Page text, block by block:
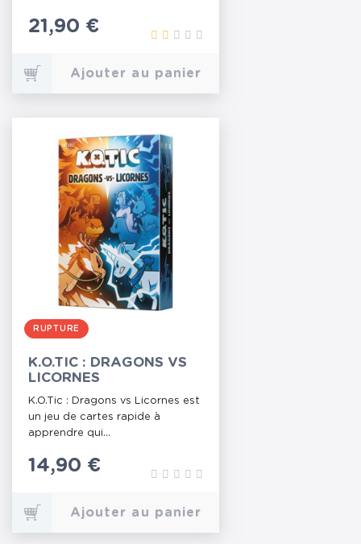
Prix
21,90 €
Ajouter au panier
RUPTURE
K.O.TIC : DRAGONS VS
LICORNES
K.O.Tic : Dragons vs Licornes est
un jeu de cartes rapide à
apprendre qui...
Prix
14,90 €
Ajouter au panier